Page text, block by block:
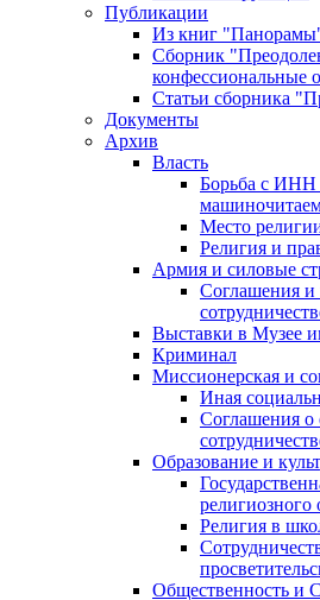
Публикации
Из книг
Сборник
конфессиональные
Статьи сборника
Документы
Архив
Власть
Борьба с ИНН
Место
Религия и
Армия и силовые
Соглашения и
Выставки в Музее
Криминал
Миссионерская и
Иная
Соглашения о
Образование и
религиозного
Религия в
Общественность и